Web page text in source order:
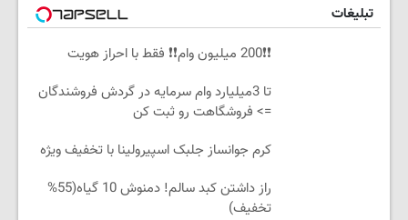
تبلیغات
❗❗200 میلیون وام❗❗ فقط با احراز هویت
تا 3میلیارد وام سرمایه در گردش فروشندگان
=> فروشگاهت رو ثبت کن
کرم جوانساز جلبک اسپیرولینا با تخفیف ویژه
راز داشتن کبد سالم! دمنوش 10 گیاه(55%
تخفیف)